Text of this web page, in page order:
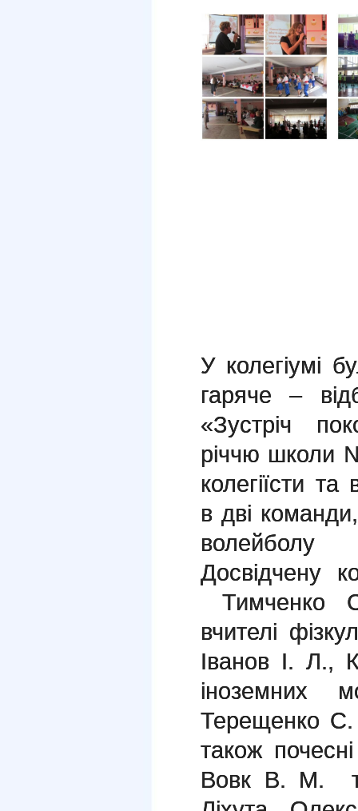
У колегіумі
гаряче –
«Зустріч
річчю школи
колегіїсти
в дві
Досвідчену
Тимченко
вчителі
Іванов І. Л.,
Терещенко
також
Вовк В. М. та